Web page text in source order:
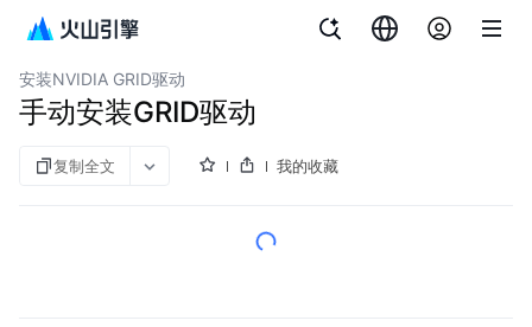
GPU云服务器
安装NVIDIA GRID驱动
手动安装GRID驱动
复制全文 我的收藏